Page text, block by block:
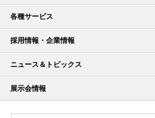
各種サービス
採用情報・企業情報
ニュース＆トピックス
展示会情報